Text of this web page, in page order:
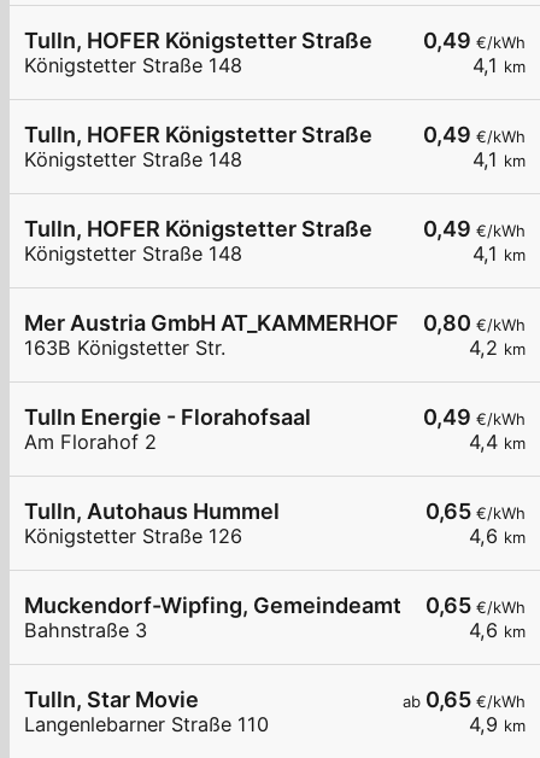
0,49 €/kWh
4,1 km
Tulln, HOFER Königstetter Straße
Königstetter Straße 148
0,49 €/kWh
4,1 km
Tulln, HOFER Königstetter Straße
Königstetter Straße 148
0,49 €/kWh
4,1 km
Tulln, HOFER Königstetter Straße
Königstetter Straße 148
0,80 €/kWh
4,2 km
Mer Austria GmbH AT_KAMMERHOFER GmbH -
163B Königstetter Str.
0,49 €/kWh
4,4 km
Tulln Energie - Florahofsaal
Am Florahof 2
0,65 €/kWh
4,6 km
Tulln, Autohaus Hummel
Königstetter Straße 126
0,65 €/kWh
4,6 km
Muckendorf-Wipfing, Gemeindeamt
Bahnstraße 3
ab 0,65 €/kWh
4,9 km
Tulln, Star Movie
Langenlebarner Straße 110